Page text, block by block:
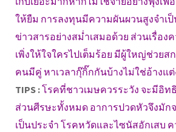
ให้ยืม การลงทุนมีความผันผวนสูงจำเ
ข่าวสารอย่างสม่ำเสมอด้วย ส่วนเรื่อง
เพิ่งให้ใจใครไปเต็มร้อย มีผู้ใหญ่ช่วย
คนมีคู่ หาเวลากุ๊กิ๊กกันบ้างไม่ใช่อ้างแต่
TIPS :โรคที่ชาวเมษควรระวัง จะมีอิ
ส่วนศีรษะทั้งหมด อาการปวดหัวจึงมัก
เป็นประจำ โรคหวัดและไซนัสอักเสบ